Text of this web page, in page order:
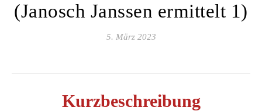
(Janosch Janssen ermittelt 1)
5. März 2023
Kurzbeschreibung